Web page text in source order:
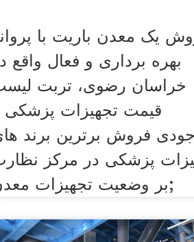
یک معدن باریت با
بهره برداری و فعال واقع
خراسان رضوی، تربت
قیمت تجهیزات پزشکی
فروش برترین برند
پزشکی در مرکز
بر وضعیت تجهیزات معدن;